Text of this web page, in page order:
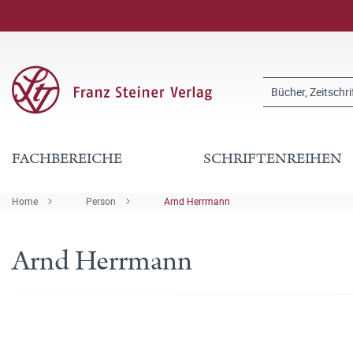
FACHBEREICHE SCHRIFTENREIHEN
Home Person Arnd Herrmann
Arnd Herrmann